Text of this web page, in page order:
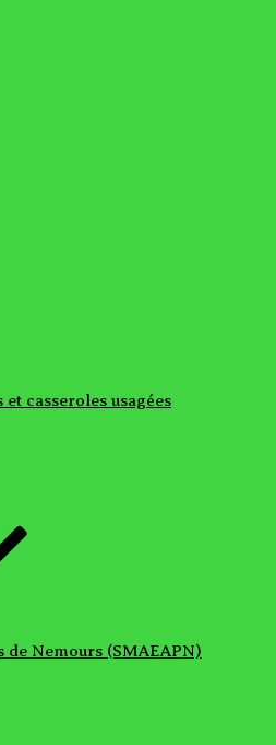
casseroles usagées
de Nemours (SMAEAPN)